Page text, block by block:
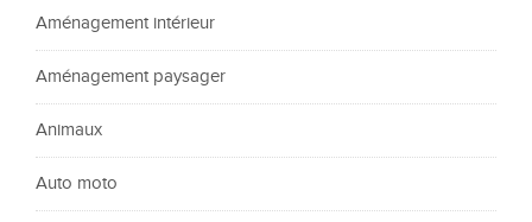
Aménagement intérieur
Aménagement paysager
Animaux
Auto moto